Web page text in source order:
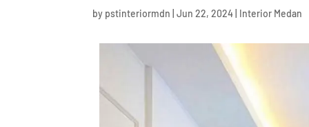
by pstinteriormdn |Jun 22, 2024 Interior Medan